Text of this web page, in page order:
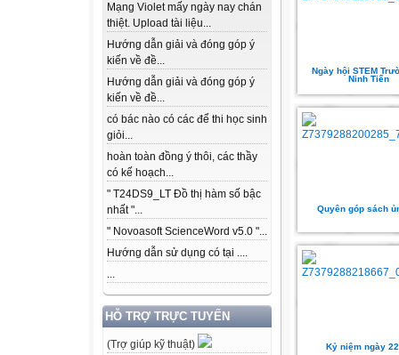
Mạng Violet mấy ngày nay chán
thiệt. Upload tài liệu...
Hướng dẫn giải và đóng góp ý
kiến về đề...
Hướng dẫn giải và đóng góp ý
kiến về đề...
có bác nào có các để thi học sinh
giỏi...
hoàn toàn đồng ý thôi, các thầy
có kế hoạch...
" T24DS9_LT Đồ thị hàm số bậc
nhất "...
" Novoasoft ScienceWord v5.0 "...
Hướng dẫn sử dụng có tại ....
...
HỖ TRỢ TRỰC TUYẾN
(Trợ giúp kỹ thuật)
Ngày hội STEM
Ninh Tiến
Quyên góp sách
Kỷ niệm ngày